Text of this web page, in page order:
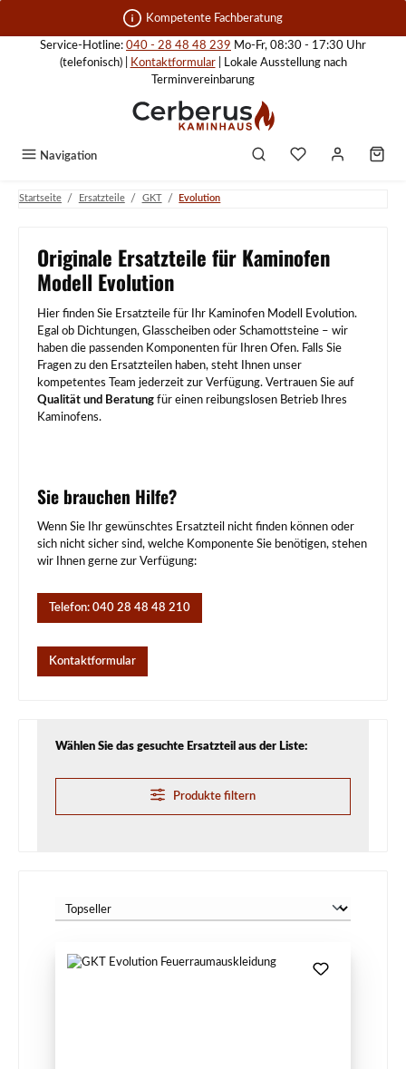
Zum Hauptinhalt springen Kompetente Fachberatung
Service-Hotline: 040 - 28 48 48 239 Mo-Fr, 08:30 - 17:30 Uhr
(telefonisch) |
Kontaktformular| Lokale Ausstellung nach
Terminvereinbarung
Navigation
Startseite / Ersatzteile / GKT / Evolution
Originale Ersatzteile für Kaminofen
Modell Evolution
Hier finden Sie Ersatzteile für Ihr Kaminofen Modell Evolution.
Egal ob Dichtungen, Glasscheiben oder Schamottsteine – wir
haben die passenden Komponenten für Ihren Ofen. Falls Sie
Fragen zu den Ersatzteilen haben, steht Ihnen unser
kompetentes Team jederzeit zur Verfügung. Vertrauen Sie auf
Qualität und Beratung für einen reibungslosen Betrieb Ihres
Kaminofens.
Sie brauchen Hilfe?
Wenn Sie Ihr gewünschtes Ersatzteil nicht finden können oder
sich nicht sicher sind, welche Komponente Sie benötigen, stehen
wir Ihnen gerne zur Verfügung:
Telefon: 040 28 48 48 210
Kontaktformular
Wählen Sie das gesuchte Ersatzteil aus der Liste:
Produkte filtern